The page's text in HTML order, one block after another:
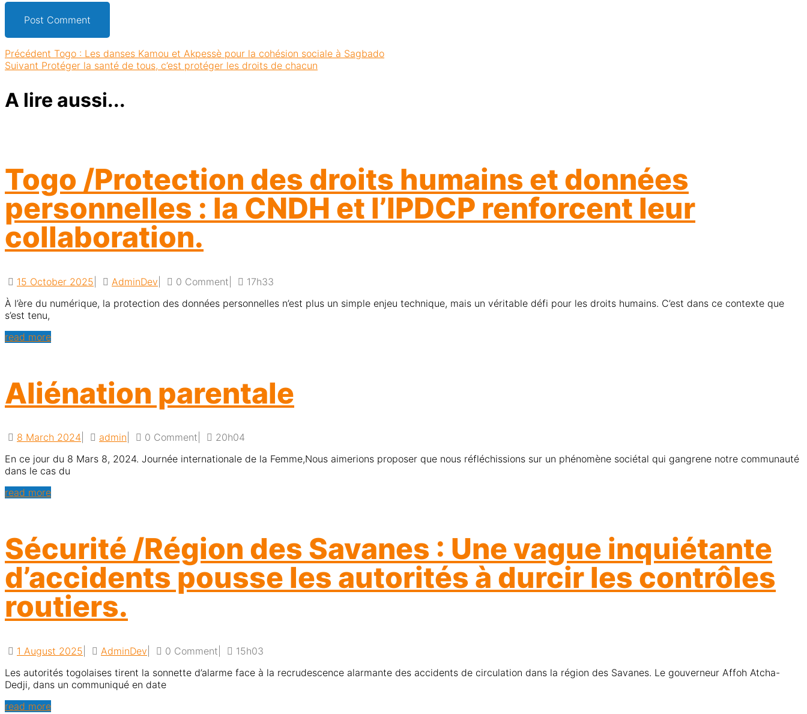
Précédent Togo : Les danses Kamou et Akpessè pour la cohésion sociale à Sagbado
Suivant Protéger la santé de tous, c’est protéger les droits de chacun
A lire aussi...
Togo /Protection des droits humains et données
personnelles : la CNDH et l’IPDCP renforcent leur
collaboration.
15 October 2025 AdminDev 0 Comment
17h33
À l’ère du numérique, la protection des données personnelles n’est plus un simple enjeu technique, mais un véritable défi pour les droits humains. C’est dans ce contexte que
s’est tenu,
read more
Aliénation parentale
8 March 2024 admin 0 Comment
20h04
En ce jour du 8 Mars 8, 2024. Journée internationale de la Femme,Nous aimerions proposer que nous réfléchissions sur un phénomène sociétal qui gangrene notre communauté
dans le cas du
read more
Sécurité /Région des Savanes : Une vague inquiétante
d’accidents pousse les autorités à durcir les contrôles
routiers.
1 August 2025 AdminDev 0 Comment
15h03
Les autorités togolaises tirent la sonnette d’alarme face à la recrudescence alarmante des accidents de circulation dans la région des Savanes. Le gouverneur Affoh Atcha-
Dedji, dans un communiqué en date
read more